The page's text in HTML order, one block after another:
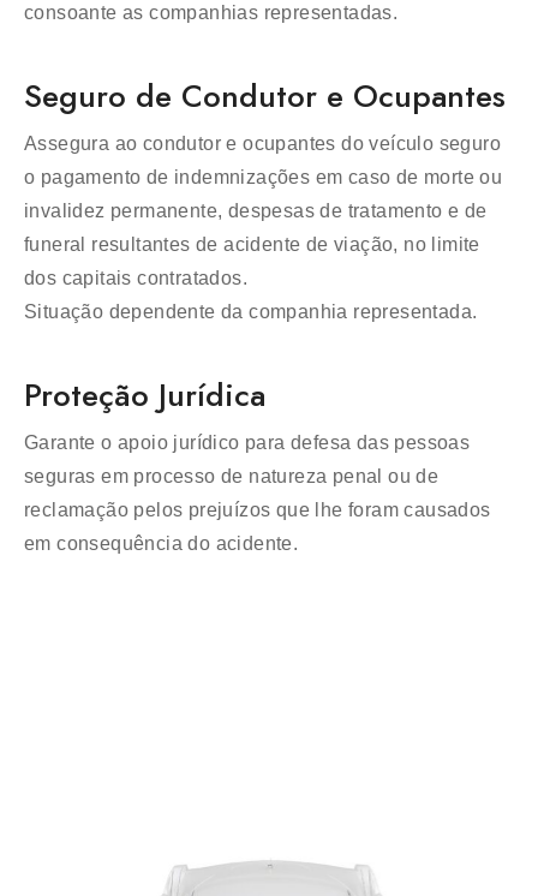
consoante as companhias representadas.
Seguro de Condutor e Ocupantes
Assegura ao condutor e ocupantes do veículo seguro
o pagamento de indemnizações em caso de morte ou
invalidez permanente, despesas de tratamento e de
funeral resultantes de acidente de viação, no limite
dos capitais contratados.
Situação dependente da companhia representada.
Proteção Jurídica
Garante o apoio jurídico para defesa das pessoas
seguras em processo de natureza penal ou de
reclamação pelos prejuízos que lhe foram causados
em consequência do acidente.